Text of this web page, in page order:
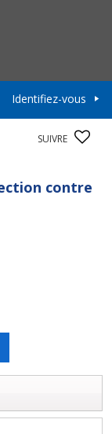
Identifiez-vous
SUIVRE
contre